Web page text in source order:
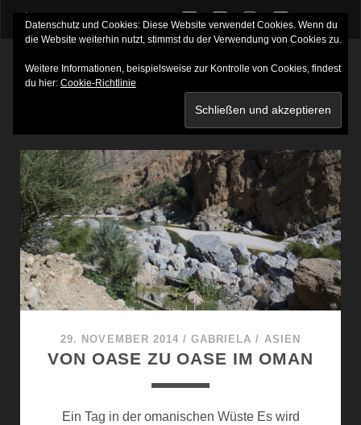
twitterfacebookinstagram
youtube
29. NOVEMBER 2014 /GABRIELA / ASIEN
VON OASE ZU OASE IM OMAN
Ein Tag in der omanischen Wüste Es wird
Datenschutz und Cookies: Diese Website verwendet Cookies. Wenn du
die Website weiterhin nutzt, stimmst du der Verwendung von Cookies zu.
Weitere Informationen, beispielsweise zur Kontrolle von Cookies, findest
du hier: Cookie-Richtlinie